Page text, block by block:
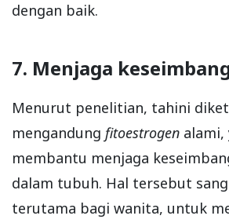
dengan baik.
7. Menjaga
Menurut penelitian, tahini
mengandung fitoestrogen alami,
membantu menjaga
dalam tubuh. Hal tersebut
terutama bagi wanita, untuk